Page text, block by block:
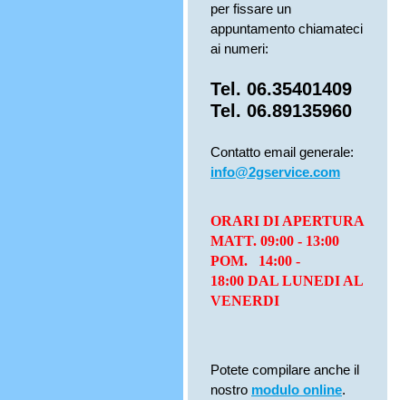
per fissare un
appuntamento chiamateci
ai numeri:
Tel. 06.35401409
Tel. 06.89135960
Contatto email generale:
info@2gservice.com
ORARI DI APERTURA
MATT. 09:00 - 13:00
POM. 14:00 -
18:00 DAL LUNEDI AL
VENERDI
Potete compilare anche il
nostro modulo online.